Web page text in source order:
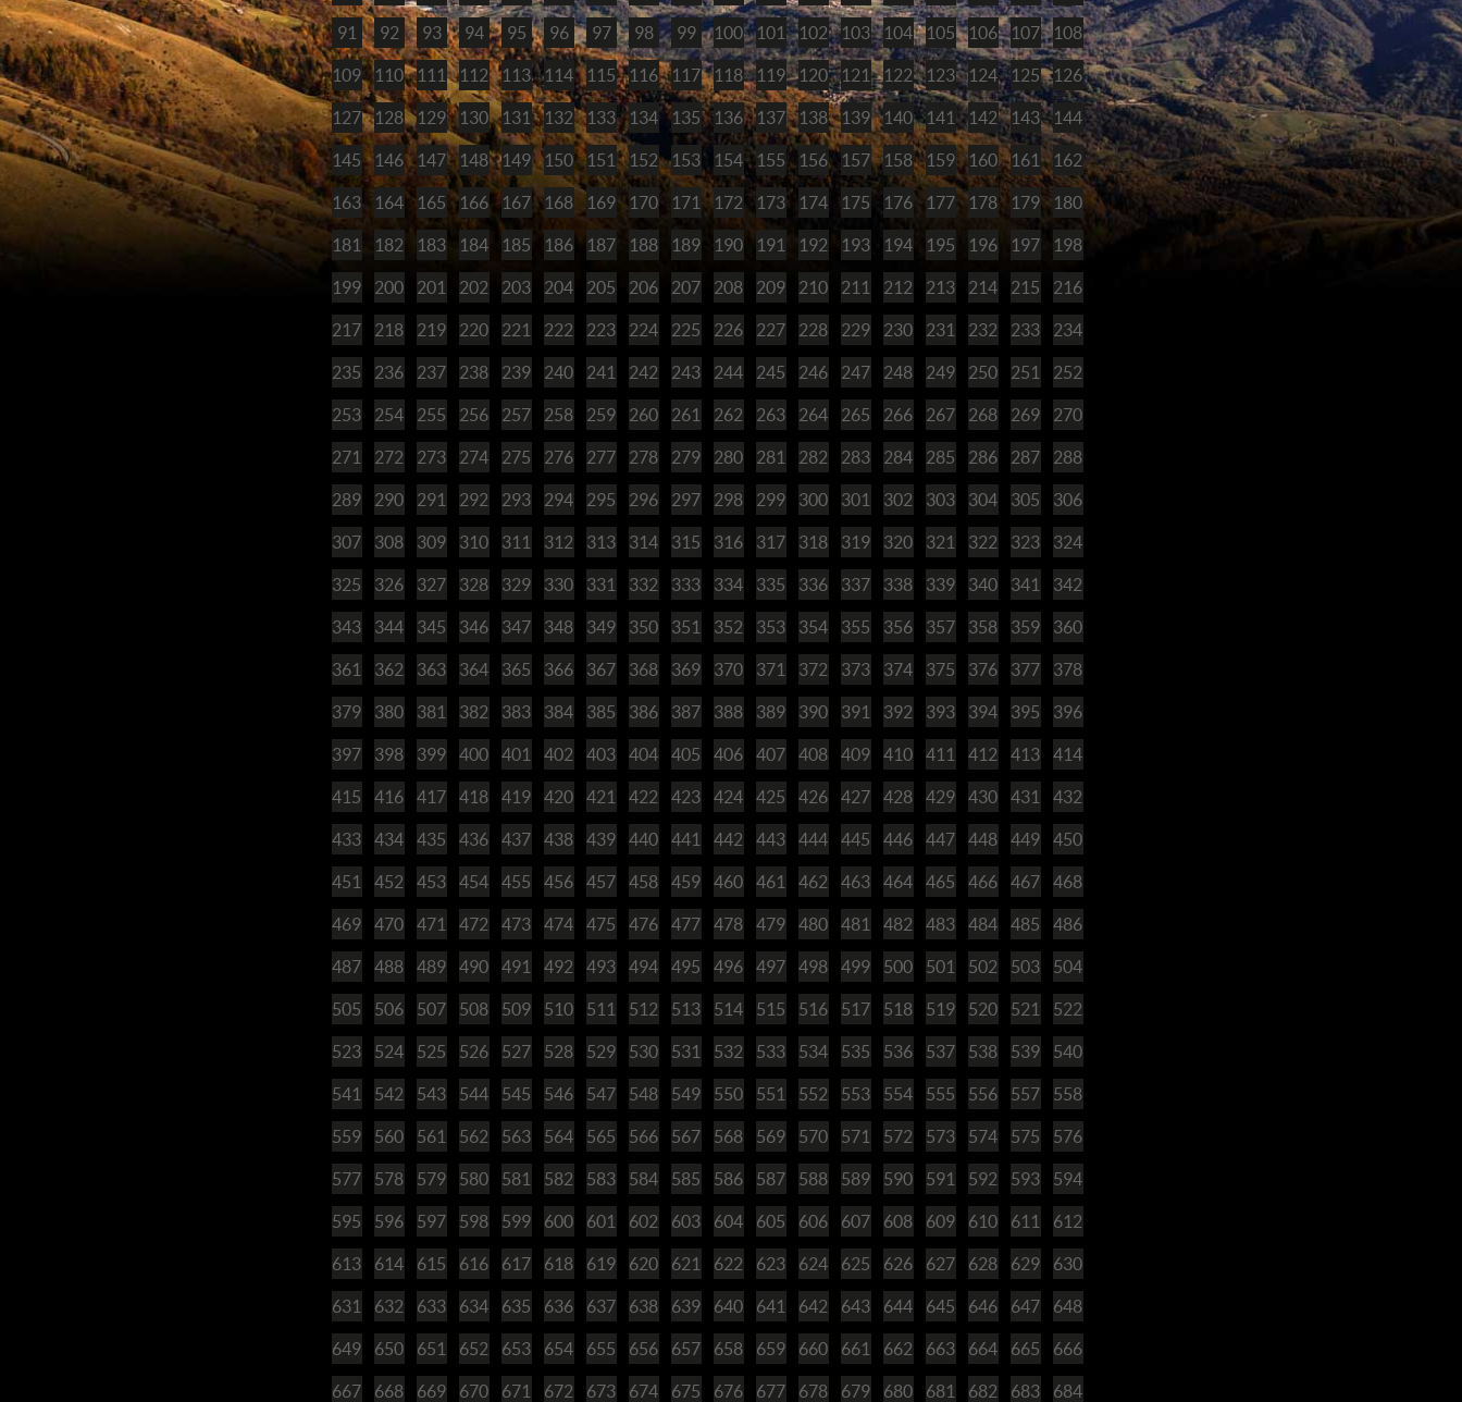
91 92 93 94 95 96 97 98 99 100 101 102 103 104 105 106 107 108
109 110 111 112 113 114 115 116 117 118 119 120 121 122 123 124 125 126
127 128 129 130 131 132 133 134 135 136 137 138 139 140 141 142 143 144
145 146 147 148 149 150 151 152 153 154 155 156 157 158 159 160 161 162
163 164 165 166 167 168 169 170 171 172 173 174 175 176 177 178 179 180
181 182 183 184 185 186 187 188 189 190 191 192 193 194 195 196 197 198
199 200 201 202 203 204 205 206 207 208 209 210 211 212 213 214 215 216
217 218 219 220 221 222 223 224 225 226 227 228 229 230 231 232 233 234
235 236 237 238 239 240 241 242 243 244 245 246 247 248 249 250 251 252
253 254 255 256 257 258 259 260 261 262 263 264 265 266 267 268 269 270
271 272 273 274 275 276 277 278 279 280 281 282 283 284 285 286 287 288
289 290 291 292 293 294 295 296 297 298 299 300 301 302 303 304 305 306
307 308 309 310 311 312 313 314 315 316 317 318 319 320 321 322 323 324
325 326 327 328 329 330 331 332 333 334 335 336 337 338 339 340 341 342
343 344 345 346 347 348 349 350 351 352 353 354 355 356 357 358 359 360
361 362 363 364 365 366 367 368 369 370 371 372 373 374 375 376 377 378
379 380 381 382 383 384 385 386 387 388 389 390 391 392 393 394 395 396
397 398 399 400 401 402 403 404 405 406 407 408 409 410 411 412 413 414
415 416 417 418 419 420 421 422 423 424 425 426 427 428 429 430 431 432
433 434 435 436 437 438 439 440 441 442 443 444 445 446 447 448 449 450
451 452 453 454 455 456 457 458 459 460 461 462 463 464 465 466 467 468
469 470 471 472 473 474 475 476 477 478 479 480 481 482 483 484 485 486
487 488 489 490 491 492 493 494 495 496 497 498 499 500 501 502 503 504
505 506 507 508 509 510 511 512 513 514 515 516 517 518 519 520 521 522
523 524 525 526 527 528 529 530 531 532 533 534 535 536 537 538 539 540
541 542 543 544 545 546 547 548 549 550 551 552 553 554 555 556 557 558
559 560 561 562 563 564 565 566 567 568 569 570 571 572 573 574 575 576
577 578 579 580 581 582 583 584 585 586 587 588 589 590 591 592 593 594
595 596 597 598 599 600 601 602 603 604 605 606 607 608 609 610 611 612
613 614 615 616 617 618 619 620 621 622 623 624 625 626 627 628 629 630
631 632 633 634 635 636 637 638 639 640 641 642 643 644 645 646 647 648
649 650 651 652 653 654 655 656 657 658 659 660 661 662 663 664 665 666
667 668 669 670 671 672 673 674 675 676 677 678 679 680 681 682 683 684